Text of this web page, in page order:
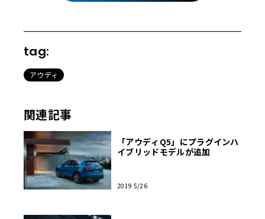
tag:
アウディ
関連記事
「アウディQ5」にプラグインハ
イブリッドモデルが追加
2019 5/26